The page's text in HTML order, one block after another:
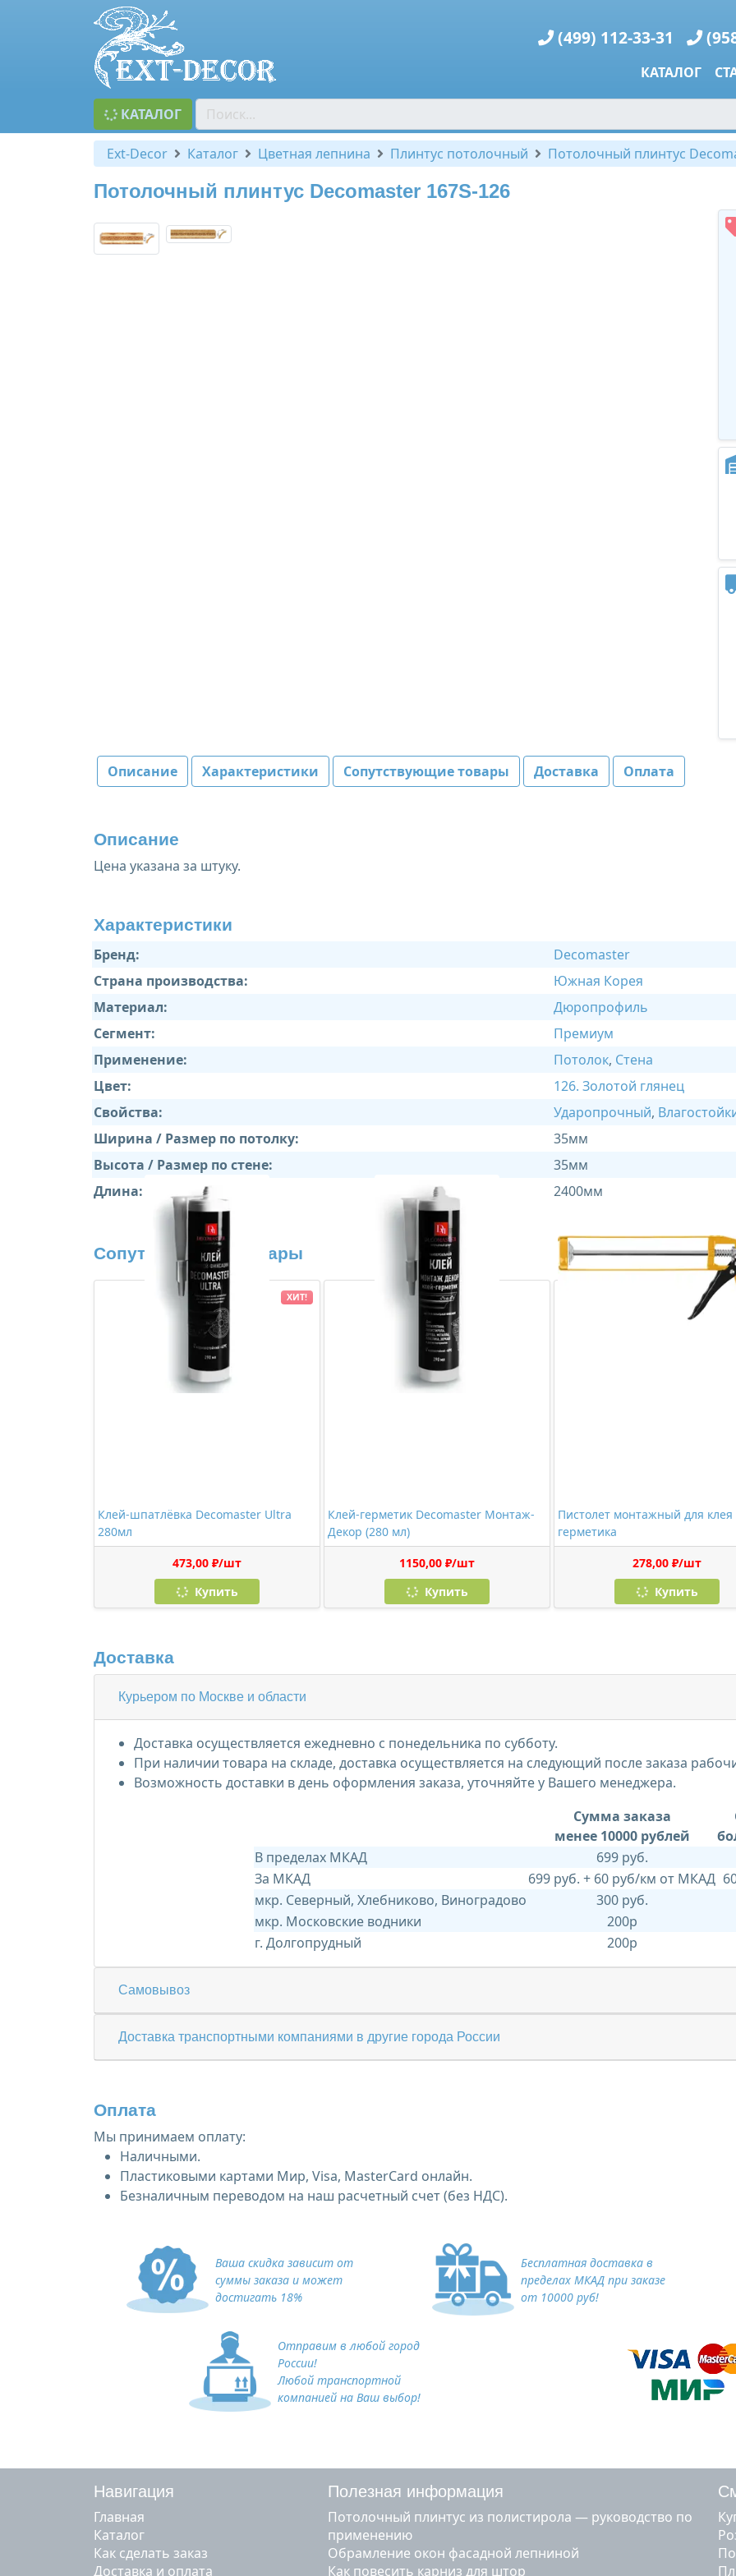
(499) 112-33-31
КАТАЛОГ
КАТАЛОГ
Ext-Decor Каталог Цветная лепнина Плинтус потолочный Потолочный плинтус
Потолочный плинтус Decomaster 167S-126
Описание Характеристики Сопутствующие товары Доставка Оплата
Описание
Цена указана за штуку.
Характеристики
Бренд:
Decomaster
Страна производства:
Южная Корея
Материал:
Дюропрофиль
Сегмент:
Премиум
Применение:
Потолок, Стена
Цвет:
126. Золотой глянец
Свойства:
Ударопрочный,
Ширина / Размер по потолку:
35мм
Высота / Размер по стене:
35мм
Длина:
2400мм
Сопутствующие товары
Клей-шпатлёвка Decomaster Ultra
280мл
473,00 ₽/шт
Купить
ХИТ!
Клей-герметик Decomaster Монтаж-
Декор (280 мл)
1150,00 ₽/шт
Купить
Пистолет монтажный для клея
герметика
278,00 ₽/шт
Купить
Доставка
Курьером по Москве и области
Доставка осуществляется ежедневно с понедельника по субботу.
При наличии товара на складе, доставка осуществляется на следующий после заказа
Возможность доставки в день оформления заказа, уточняйте у Вашего менеджера.
Сумма заказа
менее 10000 рублей
В пределах МКАД
699 руб.
За МКАД
699 руб. + 60 руб/км от МКАД
мкр. Северный, Хлебниково, Виноградово
300 руб.
мкр. Московские водники
200р
г. Долгопрудный
200р
Самовывоз
Доставка транспортными компаниями в другие города России
Оплата
Мы принимаем оплату:
Наличными.
Пластиковыми картами Мир, Visa, MasterCard онлайн.
Безналичным переводом на наш расчетный счет (без НДС).
Ваша скидка зависит от
суммы заказа и может
достигать 18%
Бесплатная доставка в
пределах МКАД при заказе
от 10000 руб!
Отправим в любой город
России!
Любой транспортной
компанией на Ваш выбор!
Навигация
Главная
Каталог
Как сделать заказ
Доставка и оплата
Полезная информация
Потолочный плинтус из полистирола — руководство по
применению
Обрамление окон фасадной лепниной
Как повесить карниз для штор